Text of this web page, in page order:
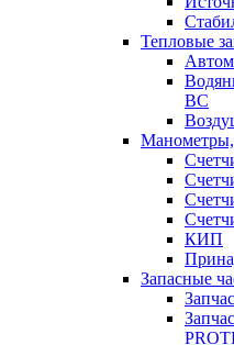
Тепловые
ВС
КИП
Запасные